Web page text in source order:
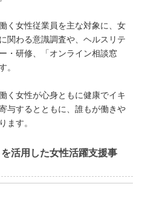
く女性従業員を主な対象に、女
関わる意識調査や、ヘルスリテ
・研修、「オンライン相談窓
。
く女性が心身ともに健康でイキ
与するとともに、誰もが働きや
ます。
活用した女性活躍支援事